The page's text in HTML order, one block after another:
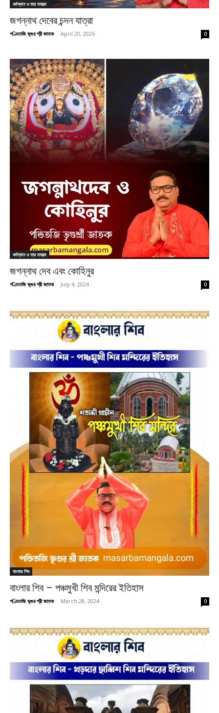
ধর্মস্থান ও তার মাহাত্ম
জগন্নাথ দেবের চন্দন যাত্রা
পণ্ডিতজি ভৃগুর শ্রী জাতক - April 20, 2026 0
ধর্মস্থান ও তার মাহাত্ম
জগন্নাথ দেব এবং কোহিনুর
পণ্ডিতজি ভৃগুর শ্রী জাতক - July 4, 2024 0
বাংলার শিব
বাংলার শিব – পঞ্চমুখী শিব মন্দিরের ইতিহাস
পণ্ডিতজি ভৃগুর শ্রী জাতক - March 28, 2024 0